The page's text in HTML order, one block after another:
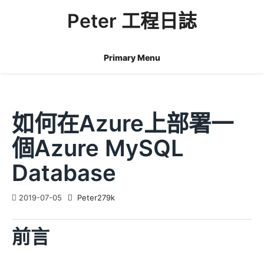
Peter 工程日誌
Primary Menu
如何在Azure上部署一
個Azure MySQL
Database
2019-07-05 Peter279k
前言